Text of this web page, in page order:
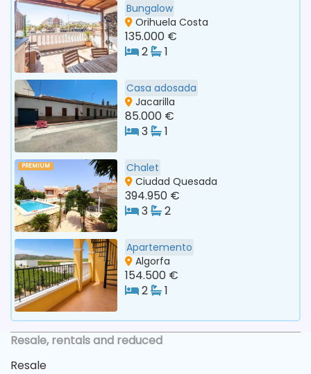
Bungalow
Orihuela Costa
135.000 €
2
1
Casa adosada
Jacarilla
85.000 €
3
1
PREMIUM
Chalet
Ciudad Quesada
394.950 €
3
2
Apartemento
Algorfa
154.500 €
2
1
Resale, rentals and reduced
Resale